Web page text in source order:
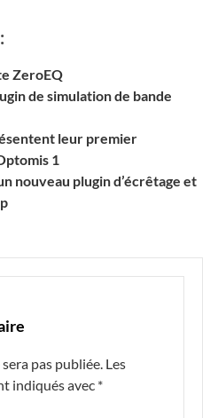
ZeroEQ
de simulation de bande
leur premier
1
nouveau plugin d’écrêtage et
pas publiée. Les
indiqués avec *